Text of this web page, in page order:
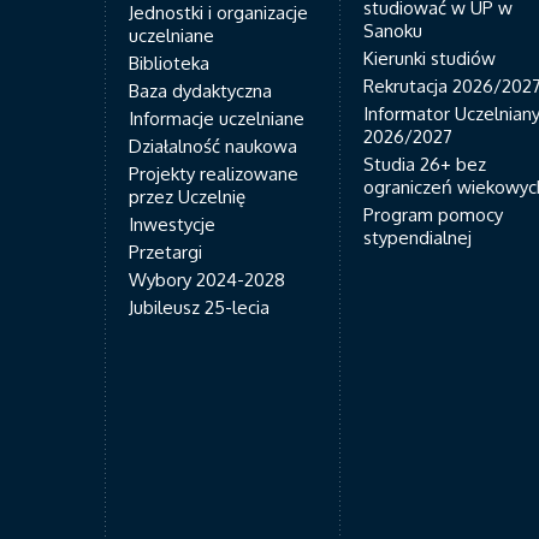
Jednostki i organizacje
uczelniane
Biblioteka
Baza dydaktyczna
Informacje uczelniane
Działalność naukowa
Projekty realizowane
przez Uczelnię
Inwestycje
Przetargi
Wybory 2024-2028
Jubileusz 25-lecia
studiować w UP w
Sanoku
Kierunki studiów
Rekrutacja 2026/2027
Informator Uczelniany
2026/2027
Studia 26+ bez
ograniczeń
Program pomocy
stypendialnej